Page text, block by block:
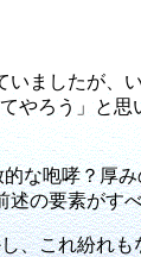
ましたが、
やろう」と
な咆哮？厚
の要素がす
これ紛れも